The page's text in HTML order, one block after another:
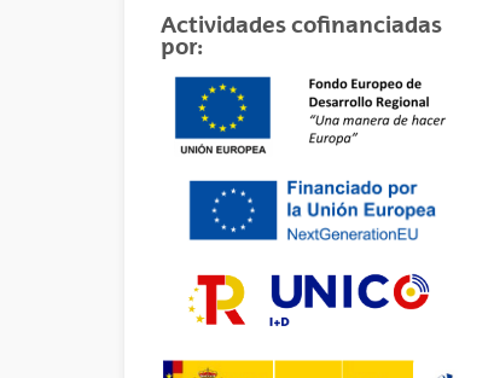
Actividades cofinanciadas
por: